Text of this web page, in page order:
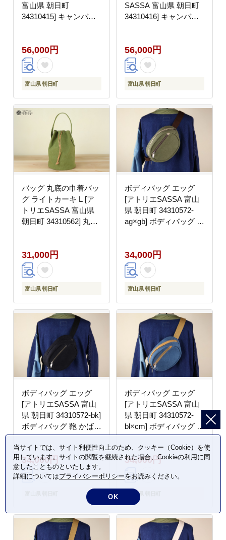
富山県 朝日町
34310415] キャンバス
稽古バッグ
56,000円
富山県 朝日町
SASSA 富山県 朝日町
34310416] キャンバス
稽古バッグ
56,000円
富山県 朝日町
バッグ 丸底の巾着バッ
グ ライトカーキ L [ア
トリエSASSA 富山県
朝日町 34310562] 丸底
り シンプル レザー
31,000円
富山県 朝日町
ボディバッグ エッグ
[アトリエSASSA 富山
県 朝日町 34310572-
ag×gb] ボディバッグ 鞄
ル レザー
34,000円
富山県 朝日町
ボディバッグ エッグ
[アトリエSASSA 富山
県 朝日町 34310572-bk]
ボディバッグ 鞄 かばん
カバン 帆布 革 おしゃ
れ 手作り シンプル レ
ザー
34,000円
ボディバッグ エッグ
[アトリエSASSA 富山
県 朝日町 34310572-
bl×cm] ボディバッグ 鞄
かばん カバン 帆布 革
おしゃれ 手作り シンプ
ル レザー
34,000円
富山県 朝日町
当サイトでは、サイト利便性向上のため、クッキー（Cookie）を使
用しています。サイトの閲覧を継続された場合、Cookieの利用に同
意したことものといたします。
詳細についてはプライバシーポリシーをお読みください。
OK